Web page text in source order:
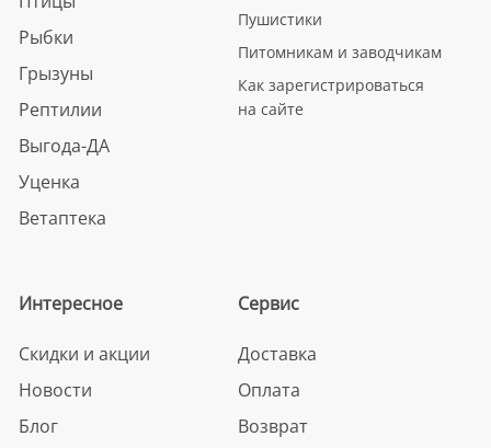
Рыбки
Грызуны
Рептилии
Выгода-ДА
Уценка
Ветаптека
Пушистики
Питомникам и заводчикам
Как зарегистрироваться
на сайте
Интересное
Скидки и акции
Новости
Блог
Сервис
Доставка
Оплата
Возврат